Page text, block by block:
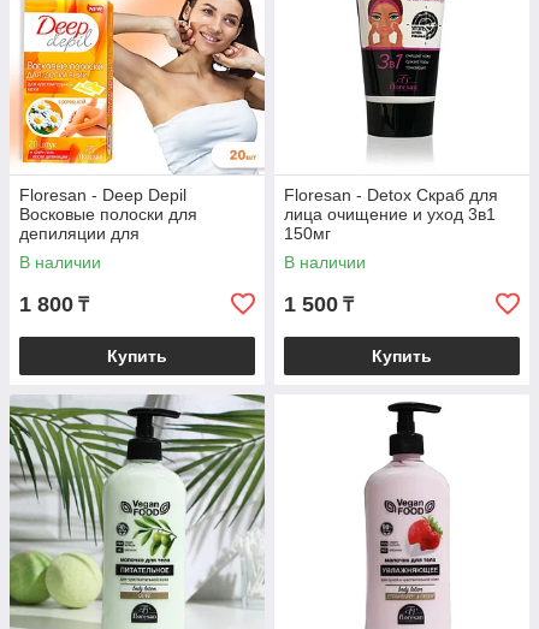
Floresan - Deep Depil
Восковые полоски для
депиляции для
чувствительной кожи с
экстрактом ромашки 20 шт
В наличии
1 800 ₸
Купить
Floresan - Detox Скраб для
лица очищение и уход 3в1
150мг
В наличии
1 500 ₸
Купить